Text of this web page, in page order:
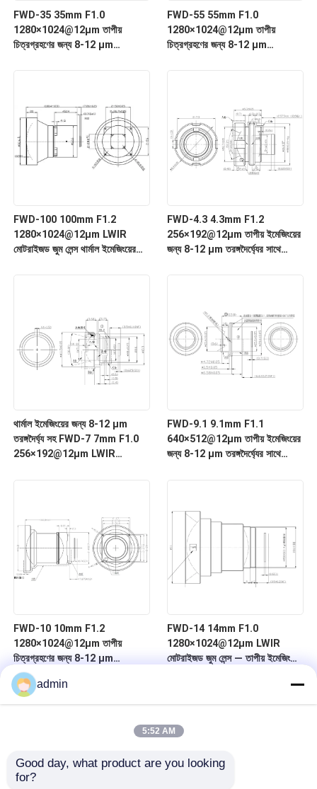
FWD-35 35mm F1.0
1280×1024@12μm তাপীয়
চিত্রগ্রহণের জন্য 8-12 μm
FWD-55 55mm F1.0
1280×1024@12μm তাপীয়
চিত্রগ্রহণের জন্য 8-12 μm
FWD-100 100mm F1.2
1280×1024@12μm LWIR
মোটরাইজড জুম লেন্স থার্মাল ইমেজিংয়ের
FWD-4.3 4.3mm F1.2
256×192@12μm তাপীয় ইমেজিংয়ের
জন্য 8-12 μm তরঙ্গদৈর্ঘ্যের সাথে
থার্মাল ইমেজিংয়ের জন্য 8-12 μm
তরঙ্গদৈর্ঘ্য সহ FWD-7 7mm F1.0
256×192@12μm LWIR
FWD-9.1 9.1mm F1.1
640×512@12μm তাপীয় ইমেজিংয়ের
জন্য 8-12 μm তরঙ্গদৈর্ঘ্যের সাথে
FWD-10 10mm F1.2
1280×1024@12μm তাপীয়
চিত্রগ্রহণের জন্য 8-12 μm
তরঙ্গদৈর্ঘ্যের সাথে LWIR মোটরাইজড জুম
লেন্স
FWD-14 14mm F1.0
1280×1024@12μm LWIR
মোটরাইজড জুম লেন্স — তাপীয় ইমেজিংয়ের
admin
5:52 AM
Good day, what product are you looking
for?